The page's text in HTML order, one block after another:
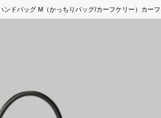
ドバッグ M（かっちりバッグ/カーフケリー）カー